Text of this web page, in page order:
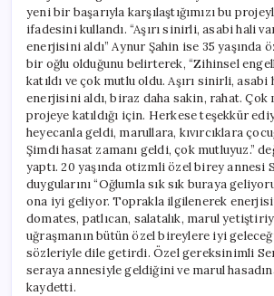
yeni bir başarıyla karşılaştığımızı bu
ifadesini kullandı. “Aşırı sinirli, asabi hali
enerjisini aldı” Aynur Şahin ise 35 yaşında
bir oğlu olduğunu belirterek, “Zihinsel
katıldı ve çok mutlu oldu. Aşırı sinirli, asabi
enerjisini aldı, biraz daha sakin, rahat. Çok
projeye katıldığı için. Herkese teşekkür
heyecanla geldi, marullara, kıvırcıklara
Şimdi hasat zamanı geldi, çok mutluyuz.”
yaptı. 20 yaşında otizmli özel birey annesi
duygularını “Oğlumla sık sık buraya
ona iyi geliyor. Toprakla ilgilenerek
domates, patlıcan, salatalık, marul
uğraşmanın bütün özel bireylere iyi
sözleriyle dile getirdi. Özel gereksinimli
seraya annesiyle geldiğini ve marul
kaydetti.